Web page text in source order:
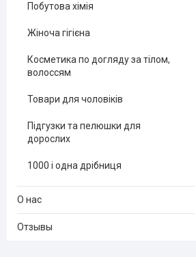
Побутова хімія
Жіноча гігієна
Косметика по догляду за тілом,
волоссям
Товари для чоловіків
Підгузки та пелюшки для
дорослих
1000 і одна дрібниця
О нас
Отзывы